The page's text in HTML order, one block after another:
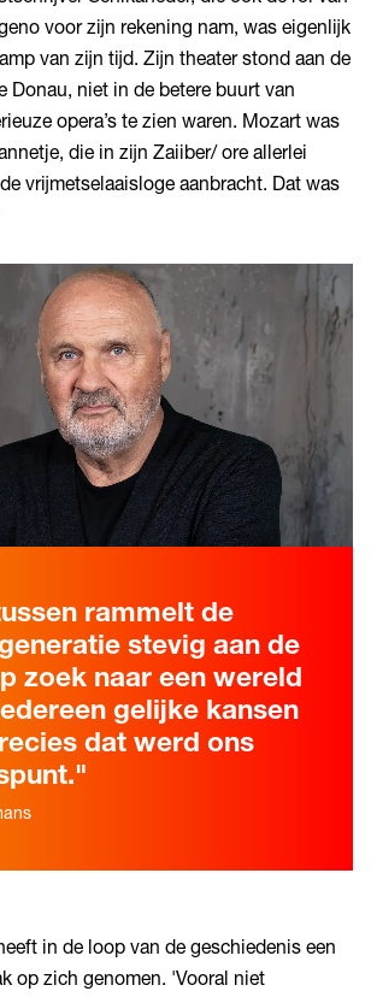
voor zijn rekening nam, was eigenlijk
van zijn tijd. Zijn theater stond aan de
Donau, niet in de betere buurt van
opera’s te zien waren. Mozart was
die in zijn Zaiiber/ ore allerlei
vrijmetselaaisloge aanbracht. Dat was
rammelt de
stevig aan de
zoek naar een wereld
gelijke kansen
dat werd ons
in de loop van de geschiedenis een
op zich genomen. 'Vooral niet